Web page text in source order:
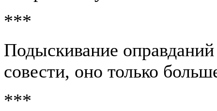
***
Подыскивание
совести, оно только
***